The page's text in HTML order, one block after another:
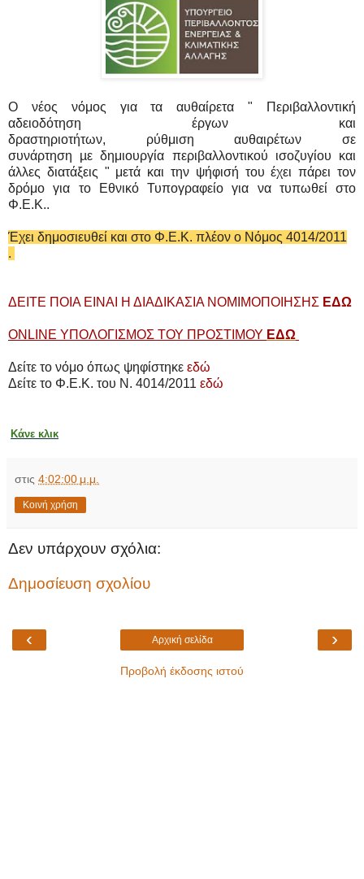
Ο νέος νόμος για τα αυθαίρετα " Περιβαλλοντική
αδειοδότηση έργων και
δραστηριοτήτων, ρύθμιση αυθαιρέτων σε
συνάρτηση µε δημιουργία περιβαλλοντικού ισοζυγίου και
άλλες διατάξεις " μετά και την ψήφισή του έχει πάρει τον
δρόμο για το Εθνικό Τυπογραφείο για να τυπωθεί στο
Φ.Ε.Κ..
Έχει δημοσιευθεί και στο Φ.Ε.Κ. πλέον ο Νόμος 4014/2011
.
ΔΕΙΤΕ ΠΟΙΑ ΕΙΝΑΙ Η ΔΙΑΔΙΚΑΣΙΑ ΝΟΜΙΜΟΠΟΙΗΣΗΣ ΕΔΩ
ONLINE ΥΠΟΛΟΓΙΣΜΟΣ ΤΟΥ ΠΡΟΣΤΙΜΟΥ ΕΔΩ
Δείτε το νόμο όπως ψηφίστηκε εδώ
Δείτε το Φ.Ε.Κ. του Ν. 4014/2011 εδώ
Κάνε κλικ
στις 4:02:00 μ.μ.
Κοινή χρήση
Δεν υπάρχουν σχόλια:
Δημοσίευση σχολίου
‹ ›
Αρχική σελίδα
Προβολή έκδοσης ιστού